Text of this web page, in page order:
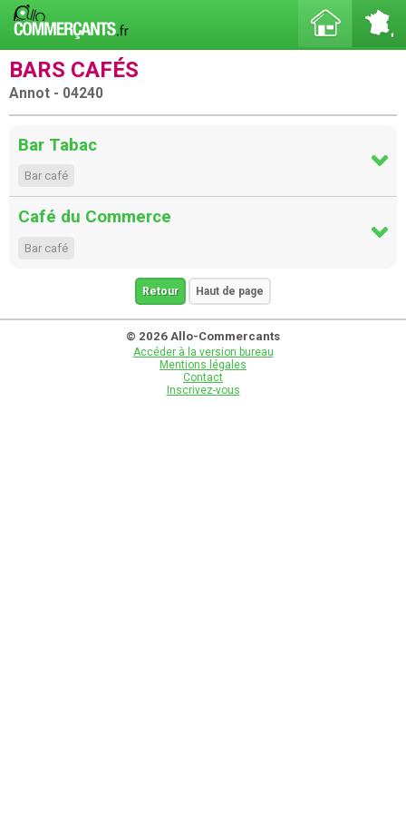
BARS CAFÉS
Annot - 04240
Bar Tabac
Bar café
Café du Commerce
Bar café
Retour Haut de page
© 2026 Allo-Commercants
Accéder à la version bureau
Mentions légales
Contact
Inscrivez-vous